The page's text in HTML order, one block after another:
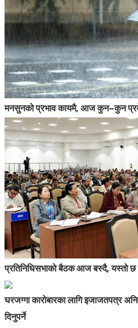
मनसुनको प्रभाव कायमै, आज कुन–कुन
प्रतिनिधिसभाको बैठक आज बस्दै, यस्तो छ
घरजग्गा कारोबारका लागि इजाजतपत्र
दिनुपर्ने